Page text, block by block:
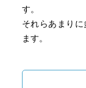
す。
それらあまり
ます。
そしてこれか